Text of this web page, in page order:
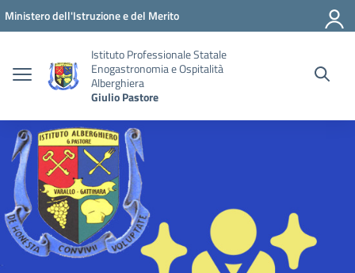
Vai ai contenuti
Vai al menu di navigazione
Vai al footer
Ministero dell'Istruzione e del Merito
Istituto Professionale Statale
Enogastronomia e Ospitalità
Alberghiera
Giulio Pastore